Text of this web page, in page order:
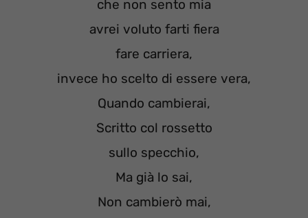
che non sento mia
avrei voluto farti fiera
fare carriera,
invece ho scelto di essere vera,
Quando cambierai,
Scritto col rossetto
sullo specchio,
Ma già lo sai,
Non cambierò mai,